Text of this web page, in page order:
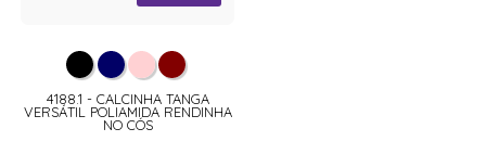
4188.1 - CALCINHA TANGA
VERSÁTIL POLIAMIDA RENDINHA
NO CÓS